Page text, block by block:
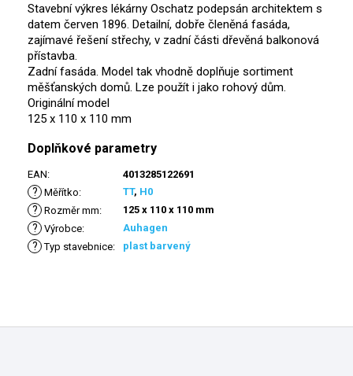
Stavební výkres lékárny Oschatz podepsán architektem s
datem červen 1896. Detailní, dobře členěná fasáda,
zajímavé řešení střechy, v zadní části dřevěná balkonová
přístavba.
Zadní fasáda. Model tak vhodně doplňuje sortiment
měšťanských domů. Lze použít i jako rohový dům.
Originální model
125 x 110 x 110 mm
Doplňkové parametry
EAN: 4013285122691
? Měřítko: TT, H0
? Rozměr mm: 125 x 110 x 110 mm
? Výrobce: Auhagen
? Typ stavebnice: plast barvený